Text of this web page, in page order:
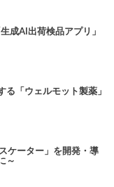
成AI出荷検品アプリ」
る「ウェルモット製薬」
ケーター」を開発・導
～